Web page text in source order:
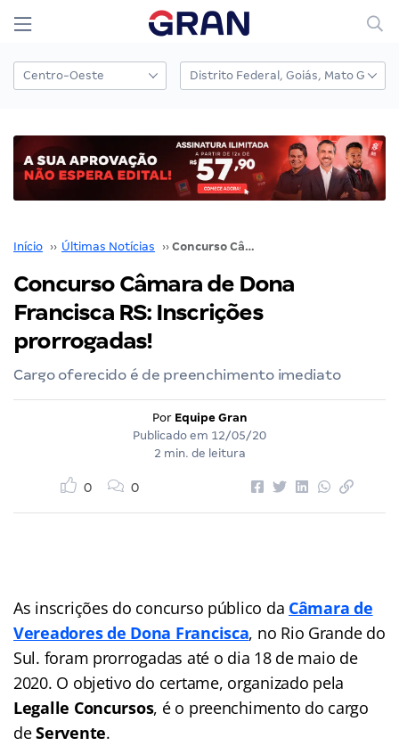
Início ›› Últimas Notícias ›› Concurso Câmara de Dona Francisca RS: Inscrições prorrogadas!
Concurso Câmara de Dona
Francisca RS: Inscrições
prorrogadas!
Cargo oferecido é de preenchimento imediato
Por Equipe Gran
Publicado em 12/05/20
2 min. de leitura
0 0
As inscrições do concurso público da Câmara de
Vereadores de Dona Francisca, no Rio Grande do
Sul. foram prorrogadas até o dia 18 de maio de
2020. O objetivo do certame, organizado pela
Legalle Concursos, é o preenchimento do cargo
deServente.